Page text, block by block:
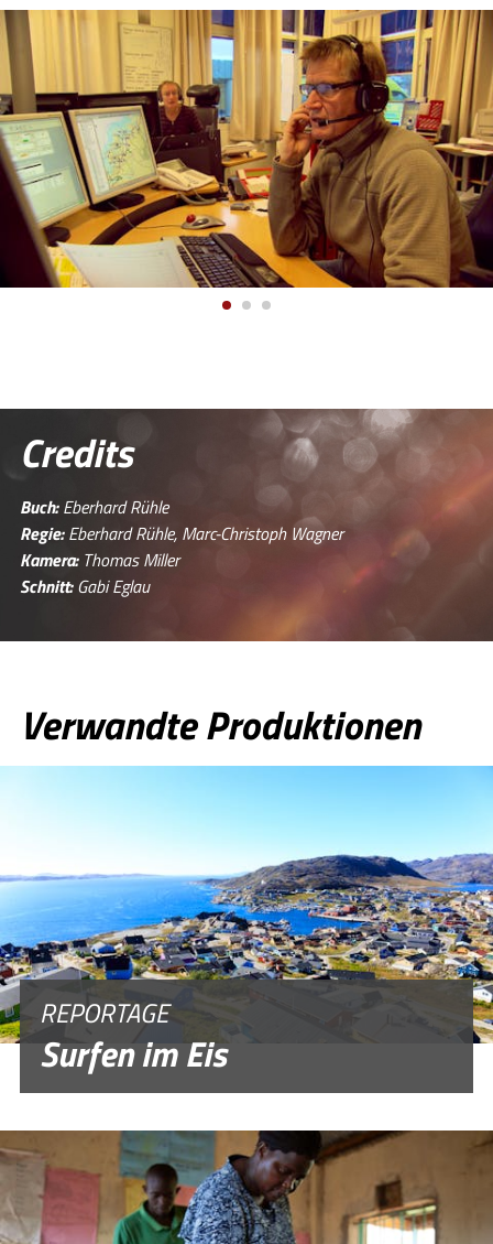
Credits
Buch:Eberhard Rühle
Regie:Eberhard Rühle, Marc-Christoph Wagner
Kamera:Thomas Miller
Schnitt:Gabi Eglau
Verwandte Produktionen
REPORTAGE
Surfen im Eis